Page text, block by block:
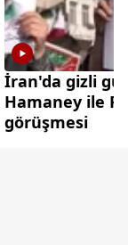
İran'da gizli güç
Hamaney ile
görüşmesi